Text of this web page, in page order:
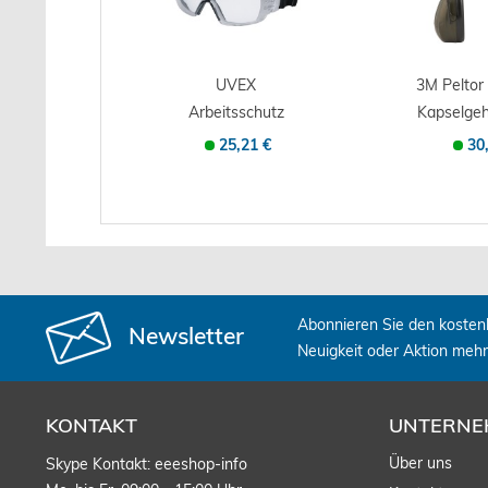
UVEX
Arbeitsschutz
Vollsichtbrille pheos
25,21 €
3M
Newsletter
Abonnieren Sie den
Neuigkeit oder Aktion
KONTAKT
Skype Kontakt: eeeshop-info
Über uns